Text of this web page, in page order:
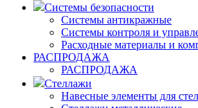
Системы безопасности
Системы антикражные
Системы контроля и
Расходные материалы и
РАСПРОДАЖА
РАСПРОДАЖА
Стеллажи
Навесные элементы для